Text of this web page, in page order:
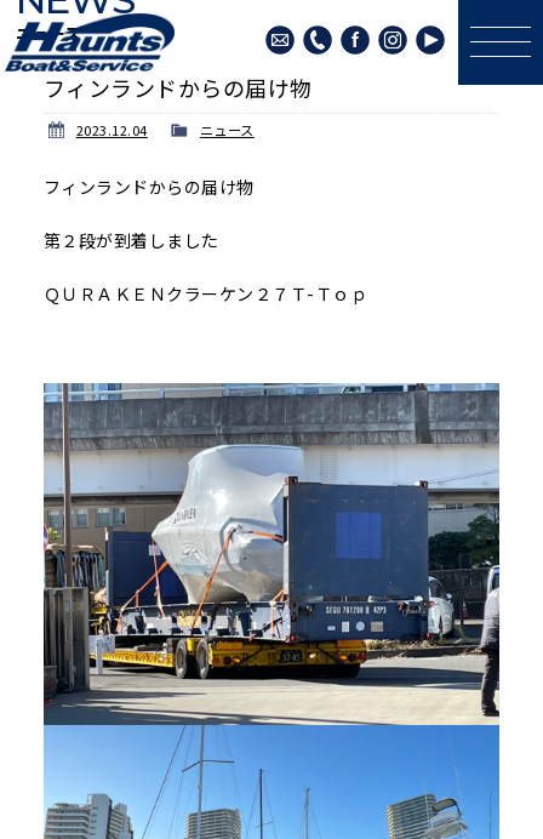
ニュース
フィンランドからの届け物
2023.12.04 ニュース
フィンランドからの届け物
第２段が到着しました
ＱＵＲＡＫＥＮクラーケン２７Ｔ-Ｔｏｐ